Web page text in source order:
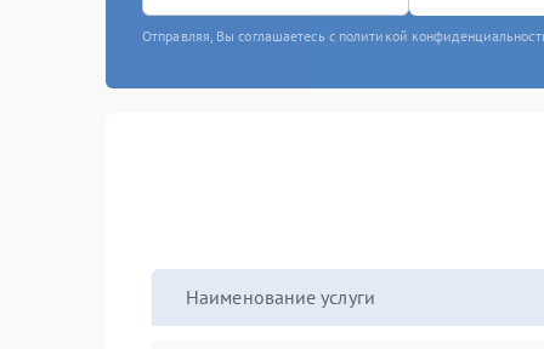
Отправляя, Вы соглашаетесь с политикой
Наименование услуги